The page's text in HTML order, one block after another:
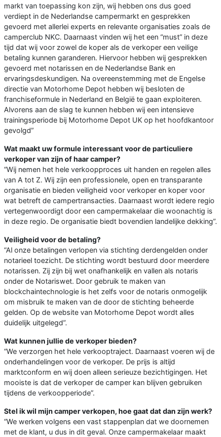
markt van toepassing kon zijn, wij hebben ons dus goed
verdiept in de Nederlandse campermarkt en gesprekken
gevoerd met allerlei experts en relevante organisaties zoals de
camperclub NKC. Daarnaast vinden wij het een “must” in deze
tijd dat wij voor zowel de koper als de verkoper een veilige
betaling kunnen garanderen. Hiervoor hebben wij gesprekken
gevoerd met notarissen en de Nederlandse Bank en
ervaringsdeskundigen. Na overeenstemming met de Engelse
directie van Motorhome Depot hebben wij besloten de
franchiseformule in Nederland en België te gaan exploiteren.
Alvorens aan de slag te kunnen hebben wij een intensieve
trainingsperiode bij Motorhome Depot UK op het hoofdkantoor
gevolgd”
Wat maakt uw formule interessant voor de particuliere
verkoper van zijn of haar camper?
“Wij nemen het hele verkoopproces uit handen en regelen alles
van A tot Z. Wij zijn een professionele, open en transparante
organisatie en bieden veiligheid voor verkoper en koper voor
wat betreft de campertransacties. Daarnaast wordt iedere regio
vertegenwoordigt door een campermakelaar die woonachtig is
in deze regio. De organisatie biedt bovendien landelijke dekking”.
Veiligheid voor de betaling?
“Al onze betalingen verlopen via stichting derdengelden onder
notarieel toezicht. De stichting wordt bestuurd door meerdere
notarissen. Zij zijn bij wet onafhankelijk en vallen als notaris
onder de Notariswet. Door gebruik te maken van
blockchaintechnologie is het zelfs voor de notaris onmogelijk
om misbruik te maken van de door de stichting beheerde
gelden. Op de website van Motorhome Depot wordt alles
duidelijk uitgelegd”.
Wat kunnen jullie de verkoper bieden?
“We verzorgen het hele verkooptraject. Daarnaast voeren wij de
onderhandelingen voor de verkoper. De prijs is altijd
marktconform en wij doen alleen serieuze bezichtigingen. Het
mooiste is dat de verkoper de camper kan blijven gebruiken
tijdens de verkoopperiode”.
Stel ik wil mijn camper verkopen, hoe gaat dat dan zijn werk?
“We werken volgens een vast stappenplan dat we doornemen
met de klant, u dus in dit geval. Onze campermakelaar maakt